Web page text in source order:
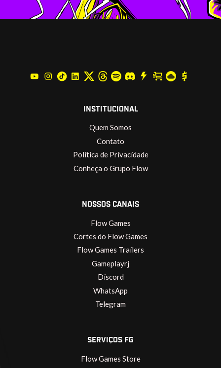
INSTITUCIONAL
Quem Somos
Contato
Política de Privacidade
Conheça o Grupo Flow
NOSSOS CANAIS
Flow Games
Cortes do Flow Games
Flow Games Trailers
Gameplayrj
Discord
WhatsApp
Telegram
SERVIÇOS FG
Flow Games Store